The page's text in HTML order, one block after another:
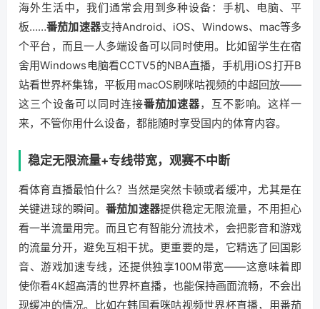
海外生活中，我们通常会用到多种设备：手机、电脑、平
板……番茄加速器支持Android、iOS、Windows、mac等多
个平台，而且一人多端设备可以同时使用。比如留学生在宿
舍用Windows电脑看CCTV5的NBA直播，手机用iOS打开B
站看世界杯集锦，平板用macOS刷咪咕视频的中超回放——
这三个设备可以同时连接番茄加速器，互不影响。这样一
来，不管你用什么设备，都能随时享受国内的体育内容。
稳定无限流量+专线带宽，观赛不中断
看体育直播最怕什么？当然是突然卡顿或者缓冲，尤其是在
关键进球的瞬间。 番茄加速器提供稳定无限流量，不用担心
看一半流量用完。而且它有智能分流技术，会把影音和游戏
的流量分开，避免互相干扰。更重要的是，它精选了回国影
音、游戏加速专线，还提供独享100M带宽——这意味着即
使你看4K超高清的世界杯直播，也能保持画面流畅，不会出
现缓冲的情况。比如在韩国看咪咕视频世界杯直播，用番茄